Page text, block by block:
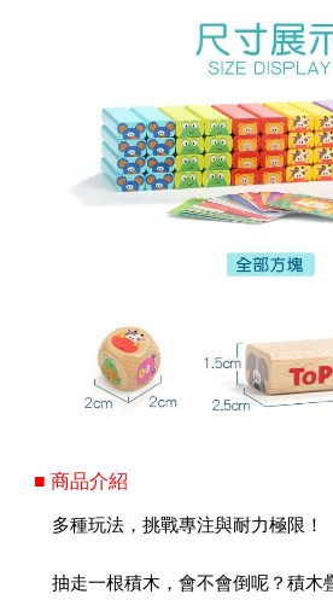
■ 商品介紹
多種玩法，挑戰專注與耐力極限！
抽走一根積木，會不會倒呢？積木